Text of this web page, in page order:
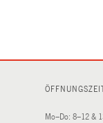
Mo–Do: 8–12 &